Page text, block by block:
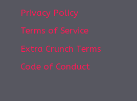
Privacy Policy
Terms of Service
Extra Crunch Terms
Code of Conduct